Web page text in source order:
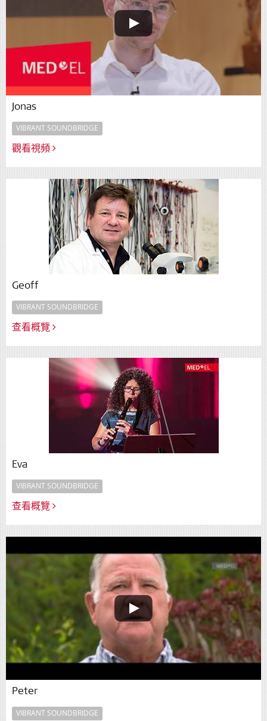
Jonas
VIBRANT SOUNDBRIDGE
觀看視頻
Geoff
VIBRANT SOUNDBRIDGE
查看概覽
Eva
VIBRANT SOUNDBRIDGE
查看概覽
Peter
VIBRANT SOUNDBRIDGE